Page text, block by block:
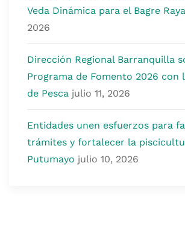
Veda Dinámica para el Bagre
2026
Dirección Regional Barranquilla
Programa de Fomento 2026 con
de Pesca julio 11, 2026
Entidades unen esfuerzos para
trámites y fortalecer la
Putumayo julio 10, 2026